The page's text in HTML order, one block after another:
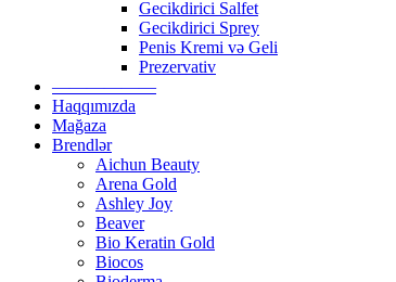
Gecikdirici Salfet
Gecikdirici Sprey
Penis Kremi və Geli
Prezervativ
——————
Haqqımızda
Mağaza
Brendlər
Aichun Beauty
Arena Gold
Ashley Joy
Beaver
Bio Keratin Gold
Biocos